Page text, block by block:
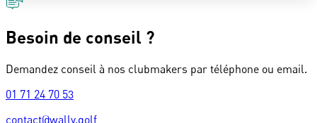
Besoin de conseil ?
Demandez conseil à nos clubmakers par téléphone ou email.
01 71 24 70 53
contact@wally.golf